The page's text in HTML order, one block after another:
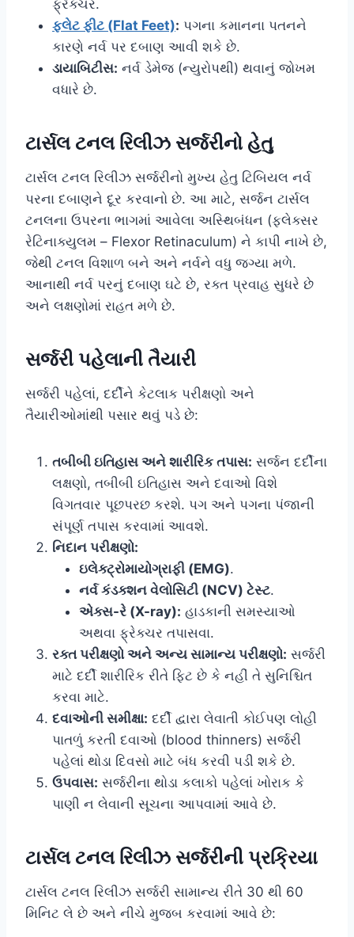
ફ્રેક્ચર.
ફ્લેટ ફીટ (Flat Feet): પગના કમાનના પતનને
કારણે નર્વ પર દબાણ આવી શકે છે.
ડાયાબિટીસ: નર્વ ડેમેજ (ન્યુરોપથી) થવાનું જોખમ
વધારે છે.
ટાર્સલ ટનલ રિલીઝ સર્જરીનો હેતુ
ટાર્સલ ટનલ રિલીઝ સર્જરીનો મુખ્ય હેતુ ટિબિયલ નર્વ
પરના દબાણને દૂર કરવાનો છે. આ માટે, સર્જન ટાર્સલ
ટનલના ઉપરના ભાગમાં આવેલા અસ્થિબંધન (ફ્લેક્સર
રેટિનાક્યુલમ – Flexor Retinaculum) ને કાપી નાખે છે,
જેથી ટનલ વિશાળ બને અને નર્વને વધુ જગ્યા મળે.
આનાથી નર્વ પરનું દબાણ ઘટે છે, રક્ત પ્રવાહ સુધરે છે
અને લક્ષણોમાં રાહત મળે છે.
સર્જરી પહેલાની તૈયારી
સર્જરી પહેલાં, દર્દીને કેટલાક પરીક્ષણો અને
તૈયારીઓમાંથી પસાર થવું પડે છે:
તબીબી ઇતિહાસ અને શારીરિક તપાસ: સર્જન દર્દીના
લક્ષણો, તબીબી ઇતિહાસ અને દવાઓ વિશે
વિગતવાર પૂછપરછ કરશે. પગ અને પગના પંજાની
સંપૂર્ણ તપાસ કરવામાં આવશે.
નિદાન પરીક્ષણો:
ઇલેક્ટ્રોમાયોગ્રાફી (EMG).
નર્વ કંડક્શન વેલોસિટી (NCV) ટેસ્ટ.
એક્સ-રે (X-ray): હાડકાની સમસ્યાઓ
અથવા ફ્રેક્ચર તપાસવા.
રક્ત પરીક્ષણો અને અન્ય સામાન્ય પરીક્ષણો: સર્જરી
માટે દર્દી શારીરિક રીતે ફિટ છે કે નહીં તે સુનિશ્ચિત
કરવા માટે.
દવાઓની સમીક્ષા: દર્દી દ્વારા લેવાતી કોઈપણ લોહી
પાતળું કરતી દવાઓ (blood thinners) સર્જરી
પહેલાં થોડા દિવસો માટે બંધ કરવી પડી શકે છે.
ઉપવાસ: સર્જરીના થોડા કલાકો પહેલાં ખોરાક કે
પાણી ન લેવાની સૂચના આપવામાં આવે છે.
ટાર્સલ ટનલ રિલીઝ સર્જરીની પ્રક્રિયા
ટાર્સલ ટનલ રિલીઝ સર્જરી સામાન્ય રીતે 30 થી 60
મિનિટ લે છે અને નીચે મુજબ કરવામાં આવે છે: